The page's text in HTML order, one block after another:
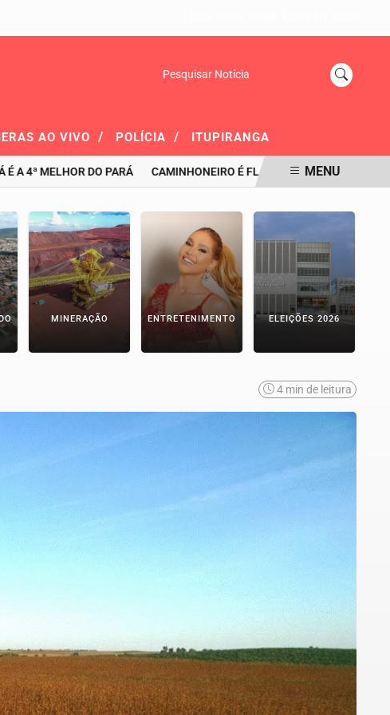
Pesquisar Notícia
AO VIVO / POLÍCIA / ITUPIRANGA
DO PARÁ CAMINHONEIRO É FLAGRADO COM 40MENU
MINERAÇÃO ENTRETENIMENTO ELEIÇÕES 2026
4 min de leitura